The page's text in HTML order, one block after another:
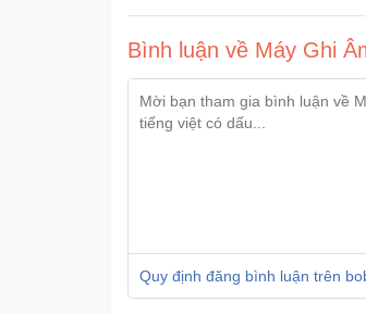
Bình luận về Máy Ghi
Quy định đăng bình luận trên